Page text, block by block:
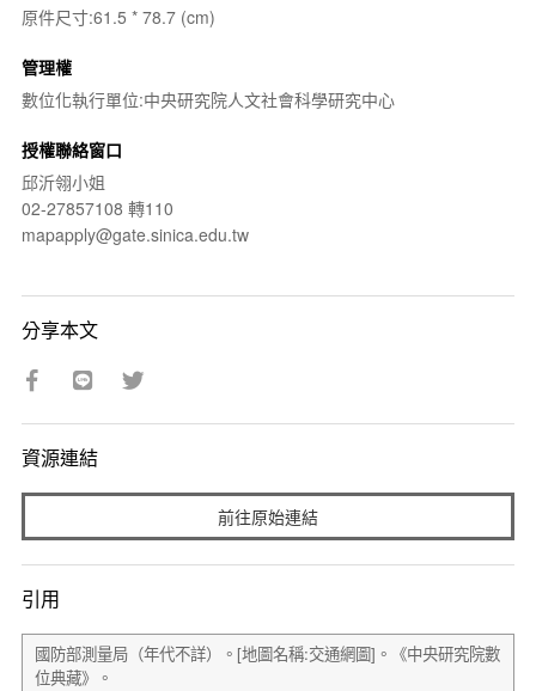
原件尺寸:61.5 * 78.7 (cm)
管理權
數位化執行單位:中央研究院人文社會科學研究中心
授權聯絡窗口
邱沂翎小姐
02-27857108 轉110
mapapply@gate.sinica.edu.tw
分享本文
資源連結
前往原始連結
引用